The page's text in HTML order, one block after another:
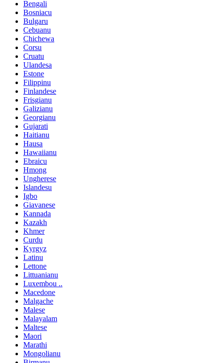
Bengali
Bosniacu
Bulgaru
Cebuanu
Chichewa
Corsu
Cruatu
Ulandesa
Estone
Filippinu
Finlandese
Frisgianu
Galizianu
Georgianu
Gujarati
Haitianu
Hausa
Hawaiianu
Ebraicu
Hmong
Ungherese
Islandesu
Igbo
Giavanese
Kannada
Kazakh
Khmer
Curdu
Kyrgyz
Latinu
Lettone
Littuanianu
Luxembou ..
Macedone
Malgache
Malese
Malayalam
Maltese
Maori
Marathi
Mongolianu